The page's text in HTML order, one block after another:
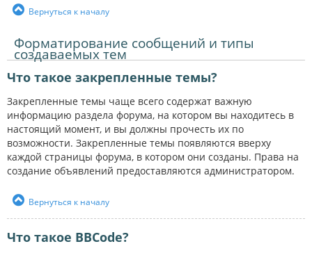
Вернуться к началу
Форматирование сообщений и типы
создаваемых тем
Что такое закрепленные темы?
Закрепленные темы чаще всего содержат важную
информацию раздела форума, на котором вы находитесь в
настоящий момент, и вы должны прочесть их по
возможности. Закрепленные темы появляются вверху
каждой страницы форума, в котором они созданы. Права на
создание объявлений предоставляются администратором.
Вернуться к началу
Что такое BBCode?